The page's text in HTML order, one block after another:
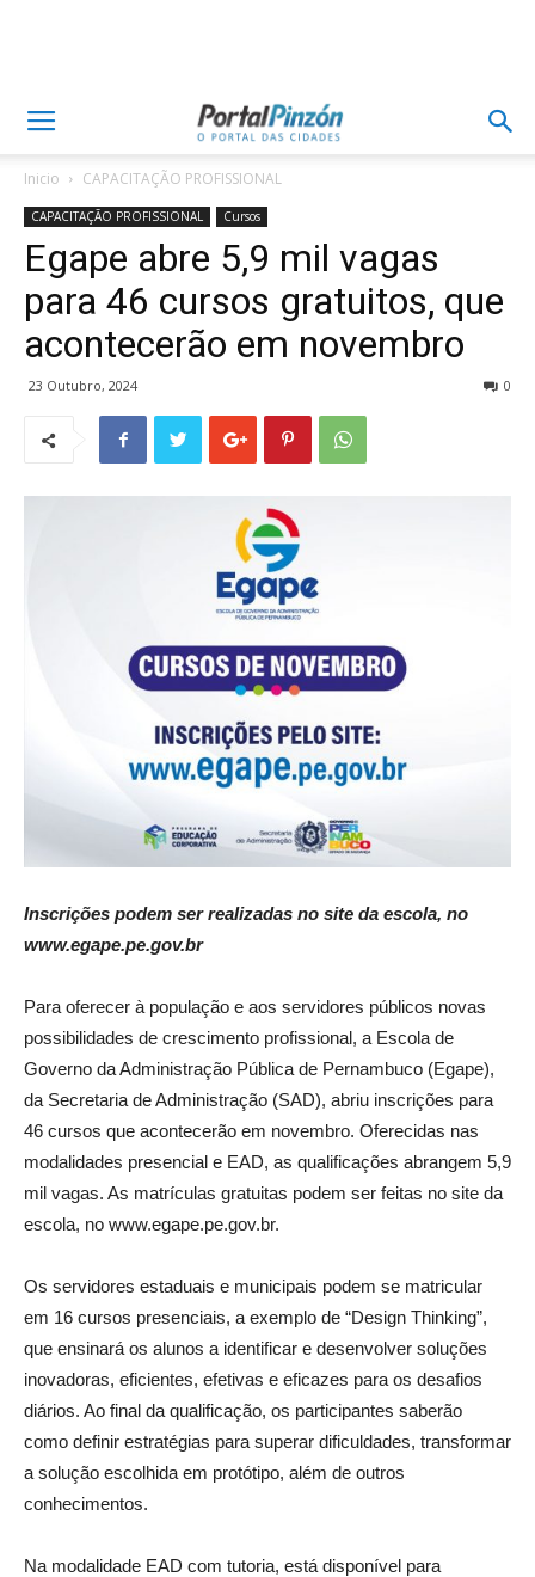
Inicio CAPACITAÇÃO PROFISSIONAL
CAPACITAÇÃO PROFISSIONAL Cursos
Egape abre 5,9 mil vagas
para 46 cursos gratuitos, que
acontecerão em novembro
23 Outubro, 2024 0
Inscrições podem ser realizadas no site da escola, no
www.egape.pe.gov.br
Para oferecer à população e aos servidores públicos novas
possibilidades de crescimento profissional, a Escola de
Governo da Administração Pública de Pernambuco (Egape),
da Secretaria de Administração (SAD), abriu inscrições para
46 cursos que acontecerão em novembro. Oferecidas nas
modalidades presencial e EAD, as qualificações abrangem 5,9
mil vagas. As matrículas gratuitas podem ser feitas no site da
escola, no www.egape.pe.gov.br.
Os servidores estaduais e municipais podem se matricular
em 16 cursos presenciais, a exemplo de “Design Thinking”,
que ensinará os alunos a identificar e desenvolver soluções
inovadoras, eficientes, efetivas e eficazes para os desafios
diários. Ao final da qualificação, os participantes saberão
como definir estratégias para superar dificuldades, transformar
a solução escolhida em protótipo, além de outros
conhecimentos.
Na modalidade EAD com tutoria, está disponível para